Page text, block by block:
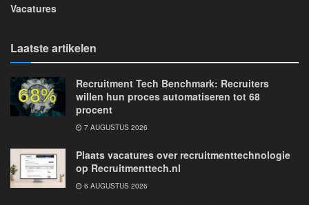
Vacatures
Laatste artikelen
Recruitment Tech Benchmark: Recruiters
willen hun proces automatiseren tot 68
procent
7 AUGUSTUS 2026
Plaats vacatures over recruitmenttechnologie
op Recruitmenttech.nl
6 AUGUSTUS 2026